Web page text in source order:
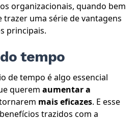
organizacionais, quando bem
trazer uma série de vantagens
principais.
tempo
de tempo é algo essencial
querem aumentar a
mais eficazes. E esse
trazidos com a